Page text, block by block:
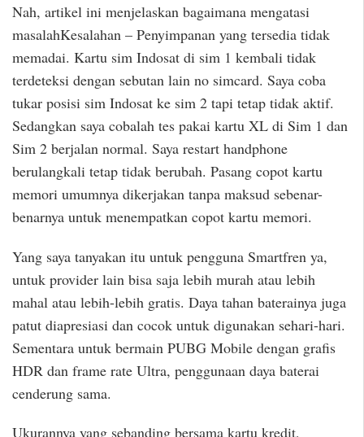
Nah, artikel ini menjelaskan bagaimana mengatasi
masalahKesalahan – Penyimpanan yang tersedia tidak
memadai. Kartu sim Indosat di sim 1 kembali tidak
terdeteksi dengan sebutan lain no simcard. Saya coba
tukar posisi sim Indosat ke sim 2 tapi tetap tidak aktif.
Sedangkan saya cobalah tes pakai kartu XL di Sim 1 dan
Sim 2 berjalan normal. Saya restart handphone
berulangkali tetap tidak berubah. Pasang copot kartu
memori umumnya dikerjakan tanpa maksud sebenar-
benarnya untuk menempatkan copot kartu memori.
Yang saya tanyakan itu untuk pengguna Smartfren ya,
untuk provider lain bisa saja lebih murah atau lebih
mahal atau lebih-lebih gratis. Daya tahan baterainya juga
patut diapresiasi dan cocok untuk digunakan sehari-hari.
Sementara untuk bermain PUBG Mobile dengan grafis
HDR dan frame rate Ultra, penggunaan daya baterai
cenderung sama.
Ukurannya yang sebanding bersama kartu kredit,